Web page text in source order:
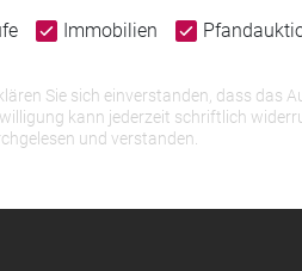
Immobilien
Sie sich einverstanden, dass das
kann jederzeit schriftlich
und verstanden.